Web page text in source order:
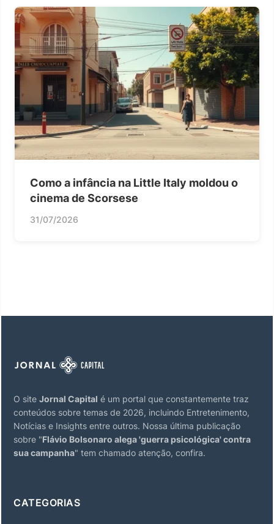
Como a infância na Little Italy moldou o
cinema de Scorsese
31/07/2026
O site Jornal Capital é um portal que constantemente traz
conteúdos sobre temas de 2026, incluindo Entretenimento,
Notícias e Insights entre outros. Nossa última publicação
sobre "Flávio Bolsonaro alega 'guerra psicológica' contra
sua campanha" tem chamado atenção, confira.
CATEGORIAS